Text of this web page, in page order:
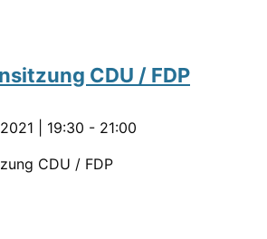
CDU / FDP
| 19:30 - 21:00
CDU / FDP